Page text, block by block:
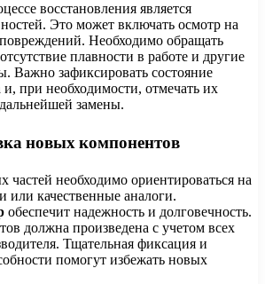
восстановления является
Это может включать осмотр на
Необходимо обращать
плавности в работе и другие
Важно зафиксировать состояние
при необходимости, отмечать их
замены.
новых компонентов
частей необходимо ориентироваться на
или качественные аналоги.
обеспечит надежность и долговечность.
должна произведена с учетом всех
Тщательная фиксация и
помогут избежать новых